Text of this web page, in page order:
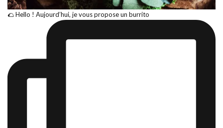
🌮 Hello ! Aujourd’hui, je vous propose un burrito